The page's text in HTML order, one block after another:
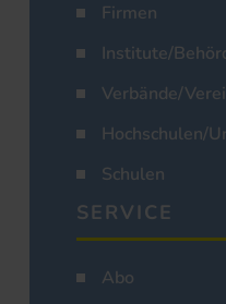
Firmen
Institute/
Verbände/
Hochschulen/
Schulen
SERVICE
Abo